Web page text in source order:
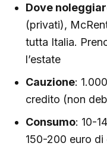
Dove
(privati),
tutta Italia.
l’estate
Cauzione:
credito (non
Consumo: 10-
150-200 euro di